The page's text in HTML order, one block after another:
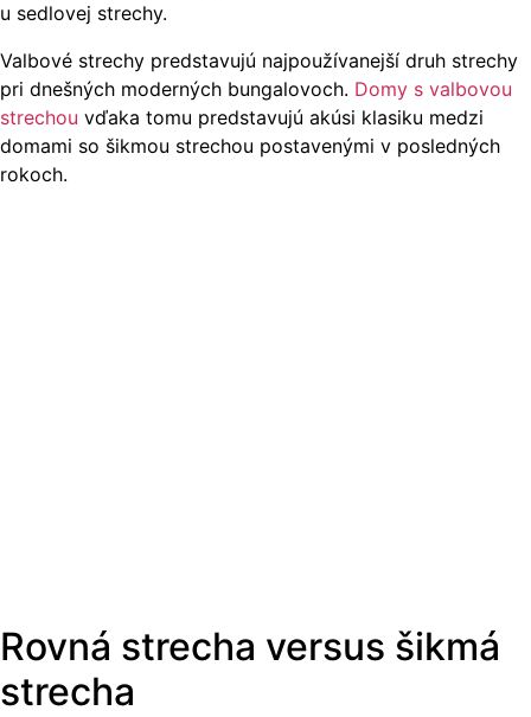
u sedlovej strechy.
Valbové strechy predstavujú najpoužívanejší druh strechy
pri dnešných moderných bungalovoch. Domy s valbovou
strechou vďaka tomu predstavujú akúsi klasiku medzi
domami so šikmou strechou postavenými v posledných
rokoch.
Rovná strecha versus šikmá
strecha